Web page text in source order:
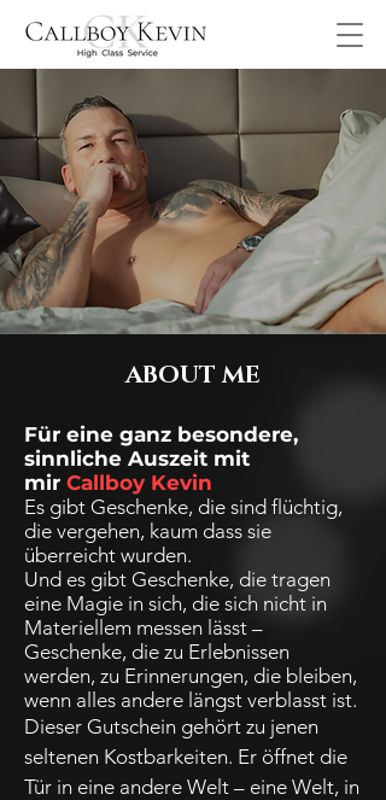
ABOUT ME
Für eine ganz besondere,
sinnliche Auszeit mit
mir Callboy Kevin
Es gibt Geschenke, die sind flüchtig,
die vergehen, kaum dass sie
überreicht wurden.
Und es gibt Geschenke, die tragen
eine Magie in sich, die sich nicht in
Materiellem messen lässt –
Geschenke, die zu Erlebnissen
werden, zu Erinnerungen, die bleiben,
wenn alles andere längst verblasst ist.
Dieser Gutschein gehört zu jenen
seltenen Kostbarkeiten. Er öffnet die
Tür in eine andere Welt – eine Welt, in